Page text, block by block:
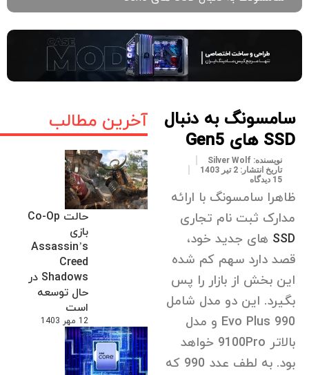
آخرین مطالب
حالت Co-Op
بازی
Assassin’s
Creed
Shadows در
حال توسعه
است
12 مهر 1403
سامسونگ به دنبال
SSD های Gen5
نویسنده: Silver Wolf
تاریخ انتشار: 2 تیر 1403
15 دیدگاه
ظاهرا سامسونگ با ارائه
مدارک ثبت نام تجاری
SSD های جدید خود،
قصد دارد سهم کم شده
این بخش از بازار را پس
بگیرد. این دو مدل شامل
990 Evo Plus و مدل
بالاتر 9100Pro خواهد
بود. به لطف عدد 990 که